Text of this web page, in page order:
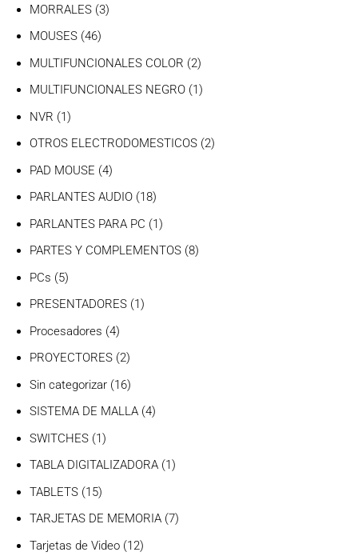
MORRALES 33
MOUSES 4646
productos
MULTIFUNCIONALES COLOR 22
productos
MULTIFUNCIONALES NEGRO 11
NVR 11
producto
OTROS ELECTRODOMESTICOS 22
PAD MOUSE 44
productos
PARLANTES AUDIO 1818
productos
PARLANTES PARA PC 11
producto
PARTES Y COMPLEMENTOS 88
PCs 55
productos
PRESENTADORES 11
Procesadores 44
productos
PROYECTORES 22
productos
Sin categorizar 1616
productos
SISTEMA DE MALLA 44
SWITCHES 11
producto
TABLA DIGITALIZADORA 11
TABLETS 1515
productos
TARJETAS DE MEMORIA 77
Tarjetas de Video 1212